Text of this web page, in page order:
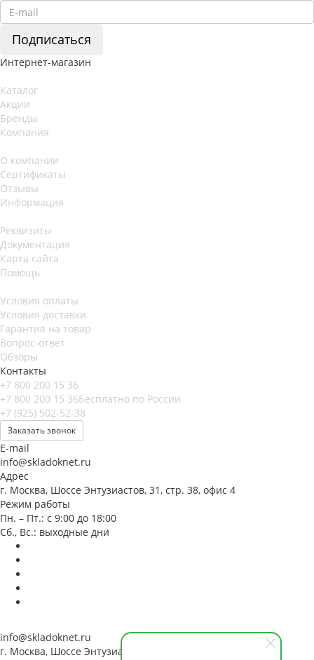
Подписаться
Интернет-магазин
Каталог
Акции
Бренды
Компания
О компании
Сертификаты
Отзывы
Информация
Реквизиты
Документация
Карта сайта
Помощь
Условия оплаты
Условия доставки
Гарантия на товар
Вопрос-ответ
Обзоры
Контакты
+7 800 200 15 36
+7 800 200 15 36Бесплатно по России
+7 (925) 502-52-38
Заказать звонок
E-mail
info@skladoknet.ru
Адрес
г. Москва, Шоссе Энтузиастов, 31, стр. 38, офис 4
Режим работы
Пн. – Пт.: с 9:00 до 18:00
Сб., Вс.: выходные дни
info@skladoknet.ru
г. Москва, Шоссе Энтузиастов, 31, стр. 38, офис 4